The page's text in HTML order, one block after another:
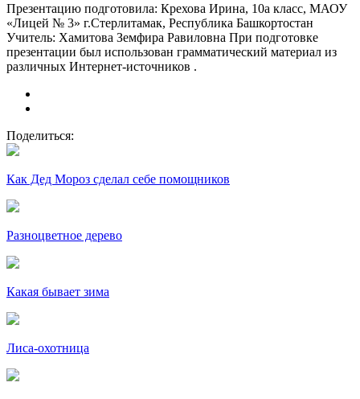
Презентацию подготовила: Крехова Ирина, 10а класс, МАОУ
«Лицей № 3» г.Стерлитамак, Республика Башкортостан
Учитель: Хамитова Земфира Равиловна При подготовке
презентации был использован грамматический материал из
различных Интернет-источников .
Поделиться:
Как Дед Мороз сделал себе помощников
Разноцветное дерево
Какая бывает зима
Лиса-охотница